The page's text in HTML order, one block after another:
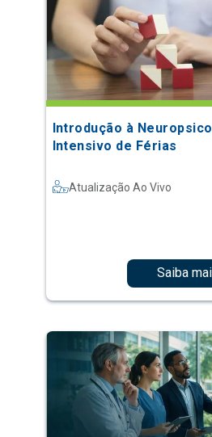
Introdução à
Intensivo de Férias
Atualização Ao Vivo
Saiba